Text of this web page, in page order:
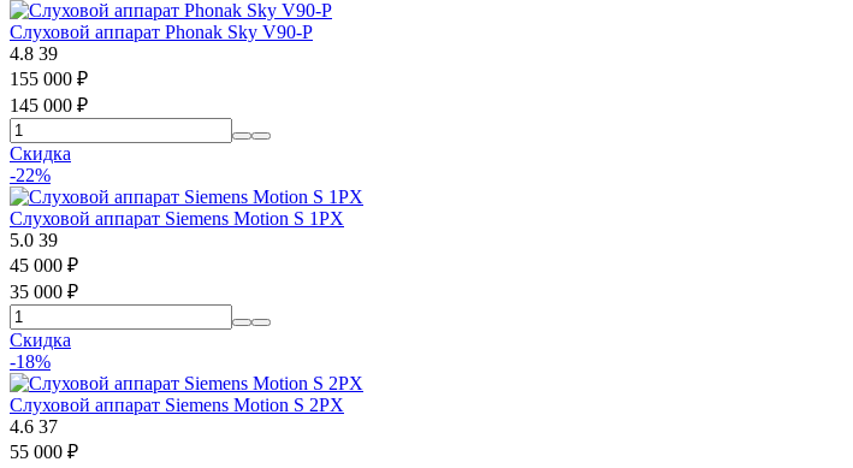
Слуховой аппарат Phonak Sky V90-P
4.8 39
155 000 ₽
145 000 ₽
Скидка
-22%
Слуховой аппарат Siemens Motion S 1PX
5.0 39
45 000 ₽
35 000 ₽
Скидка
-18%
Слуховой аппарат Siemens Motion S 2PX
4.6 37
55 000 ₽